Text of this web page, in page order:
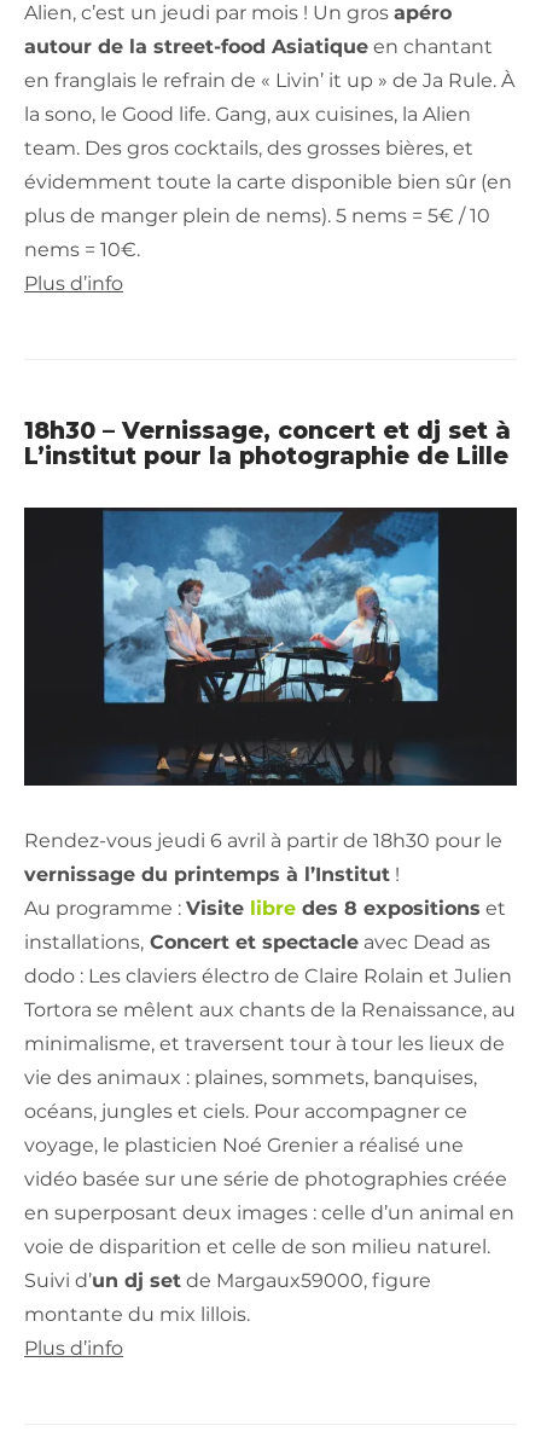
Alien, c’est un jeudi par mois ! Un gros apéro
autour de la street-food Asiatique en chantant
en franglais le refrain de « Livin’ it up » de Ja Rule. À
la sono, le Good life. Gang, aux cuisines, la Alien
team. Des gros cocktails, des grosses bières, et
évidemment toute la carte disponible bien sûr (en
plus de manger plein de nems). 5 nems = 5€ / 10
nems = 10€.
Plus d’info
18h30 – Vernissage, concert et dj set à
L’institut pour la photographie de Lille
Rendez-vous jeudi 6 avril à partir de 18h30 pour le
vernissage du printemps à l’Institut !
Au programme : Visite libre des 8 expositions et
installations, Concert et spectacle avec Dead as
dodo : Les claviers électro de Claire Rolain et Julien
Tortora se mêlent aux chants de la Renaissance, au
minimalisme, et traversent tour à tour les lieux de
vie des animaux : plaines, sommets, banquises,
océans, jungles et ciels. Pour accompagner ce
voyage, le plasticien Noé Grenier a réalisé une
vidéo basée sur une série de photographies créée
en superposant deux images : celle d’un animal en
voie de disparition et celle de son milieu naturel.
Suivi d’un dj set de Margaux59000, figure
montante du mix lillois.
Plus d’info